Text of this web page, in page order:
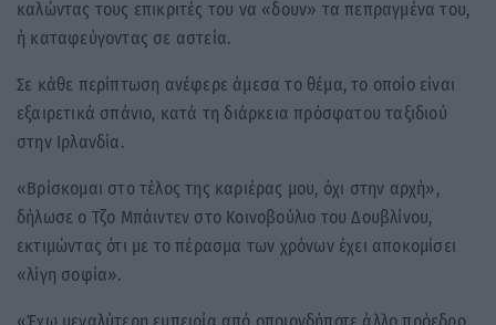
καλώντας τους επικριτές του να «δουν» τα πεπραγμένα του,
ή καταφεύγοντας σε αστεία.
Σε κάθε περίπτωση ανέφερε άμεσα το θέμα, το οποίο είναι
εξαιρετικά σπάνιο, κατά τη διάρκεια πρόσφατου ταξιδιού
στην Ιρλανδία.
«Βρίσκομαι στο τέλος της καριέρας μου, όχι στην αρχή»,
δήλωσε ο Τζο Μπάιντεν στο Κοινοβούλιο του Δουβλίνου,
εκτιμώντας ότι με το πέρασμα των χρόνων έχει αποκομίσει
«λίγη σοφία».
«Έχω μεγαλύτερη εμπειρία από οποιονδήποτε άλλο πρόεδρο